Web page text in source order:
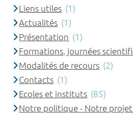
Liens utiles (1)
Actualités (1)
Présentation (1)
Formations, journées
Modalités de recours (2)
Contacts (1)
Ecoles et instituts (85)
Notre politique - Notre